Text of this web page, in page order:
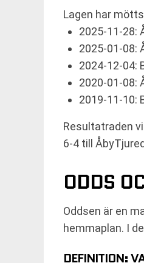
Lagen har
2025-11-28:
2025-01-08:
2024-12-04:
2020-01-08:
2019-11-10:
Resultatraden
6-4 till
ODDS
Oddsen är en
hemmaplan. I
DEFINITION: